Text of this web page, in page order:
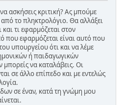
ασκήσεις κριτική? Ας μπούμε
το πληκτρολόγιο. Θα αλλάξει
και τι εφαρμόζεται στον
που εφαρμόζεται είναι αυτό που
υπουργείου ότι και να λέμε
ή παιδαγωγικών
μπορείς να καταλάβεις. Οι
σε άλλο επίπεδο και με εντελώς
σε έναν, κατά τη γνώμη μου